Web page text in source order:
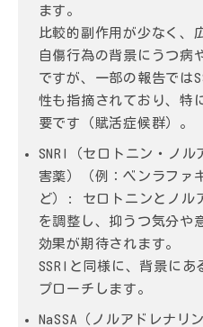
ます。
比較的副作用が少なく、
自傷行為の背景にうつ病
ですが、一部の報告では
性も指摘されており、特
要です（賦活症候群）。
SNRI（セロトニン・ノル
害薬）（例：ベンラファ
ど）:
セロトニンとノル
を調整し、抑うつ気分や
効果が期待されます。
SSRIと同様に、背景にあ
プローチします。
NaSSA（ノルアドレナリ